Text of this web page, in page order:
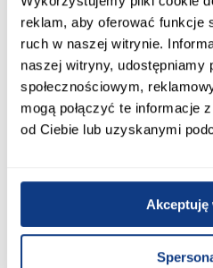
reklam, aby oferować funkcje
ruch w naszej witrynie.
naszej witryny, udostępniamy
społecznościowym,
mogą połączyć te informacje
od Ciebie lub uzyskanymi
Akceptuję
Nogi:
Tak
Kolorystyka nóg:
drewno naturalne
Bez funkcji spania